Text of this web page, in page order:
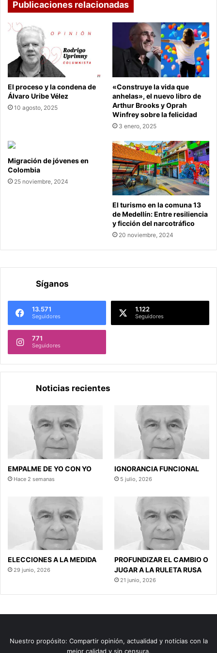
Publicaciones relacionadas
El proceso y la condena de
Álvaro Uribe Vélez
10 agosto, 2025
«Construye la vida que
anhelas», el nuevo libro de
Arthur Brooks y Oprah
Winfrey sobre la felicidad
3 enero, 2025
Migración de jóvenes en
Colombia
25 noviembre, 2024
El turismo en la comuna 13
de Medellín: Entre resiliencia
y ficción del narcotráfico
20 noviembre, 2024
Síganos
13.571
Seguidores
1.122
Seguidores
771
Seguidores
Noticias recientes
EMPALME DE YO CON YO
Hace 2 semanas
IGNORANCIA FUNCIONAL
5 julio, 2026
ELECCIONES A LA MEDIDA
29 junio, 2026
PROFUNDIZAR EL CAMBIO O
JUGAR A LA RULETA RUSA
21 junio, 2026
Nuestro propósito: Compartir opinión, actualidad y noticias con la
mejor calidad y sin censura.